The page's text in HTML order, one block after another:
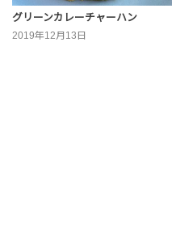
グリーンカレーチャーハン
2019年12月13日